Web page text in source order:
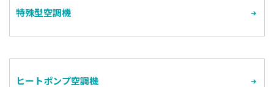
特殊型空調機
ヒートポンプ空調機